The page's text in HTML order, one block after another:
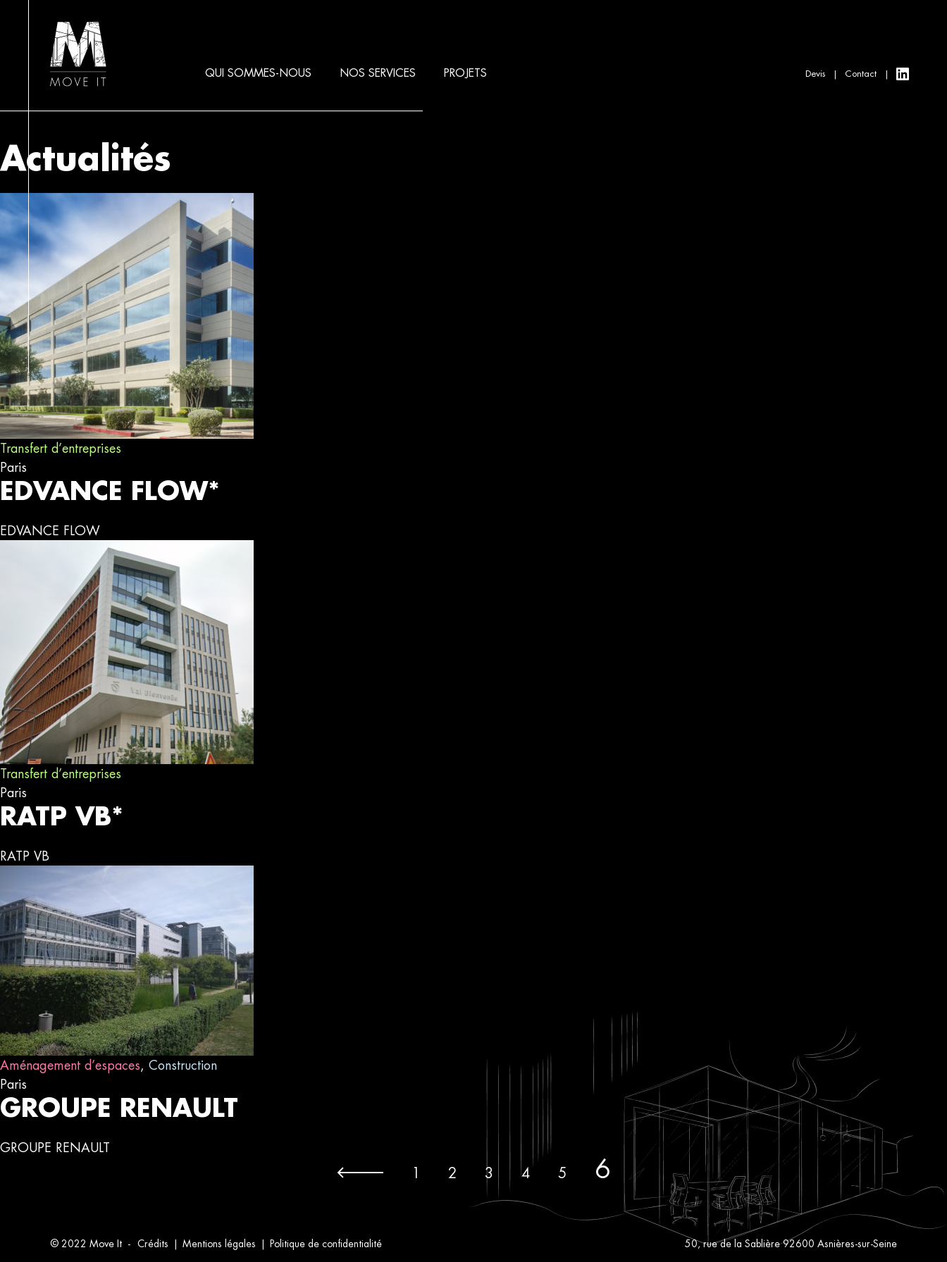
QUI SOMMES-NOUS NOS SERVICES PROJETS Devis Contact
Actualités
Transfert d’entreprises
Paris
EDVANCE FLOW*
EDVANCE FLOW
Transfert d’entreprises
Paris
RATP VB*
RATP VB
Aménagement d’espaces, Construction
Paris
GROUPE RENAULT
GROUPE RENAULT
1 2 3 4 5 6
© 2022 Move It - Crédits Mentions légales Politique de confidentialité 50, rue de la Sablière 92600 Asnières-sur-Seine